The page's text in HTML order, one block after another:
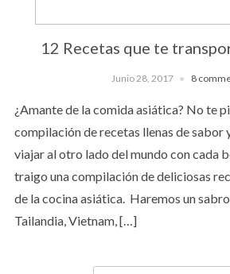
12 Recetas que te
Junio 28, 2017 8
¿Amante de la comida asiática? No te
compilación de recetas llenas de sabor
viajar al otro lado del mundo con cada
traigo una compilación de deliciosas
de la cocina asiática. Haremos un
Tailandia, Vietnam, […]